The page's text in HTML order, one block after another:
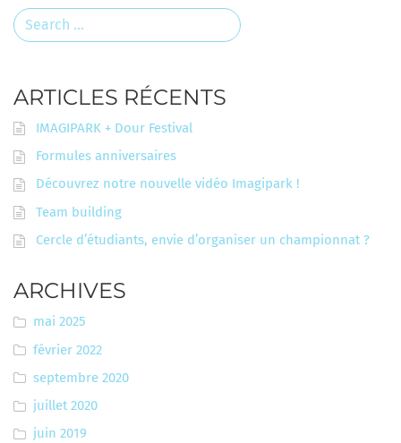
Search
for:
ARTICLES RÉCENTS
IMAGIPARK + Dour Festival
Formules anniversaires
Découvrez notre nouvelle vidéo Imagipark !
Team building
Cercle d’étudiants, envie d’organiser un championnat ?
ARCHIVES
mai 2025
février 2022
septembre 2020
juillet 2020
juin 2019